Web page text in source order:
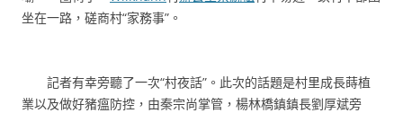
坐在一路，磋商村“家務事”。
記者有幸旁聽了一次“村夜話”。此次的話題是村里成長蒔植
業以及做好豬瘟防控，由秦宗尚掌管，楊林橋鎮鎮長劉厚斌旁